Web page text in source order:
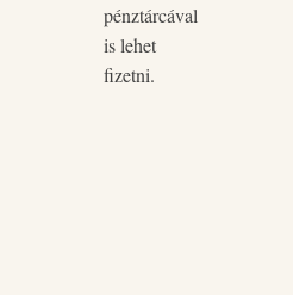
pénztárcával
is lehet
fizetni.